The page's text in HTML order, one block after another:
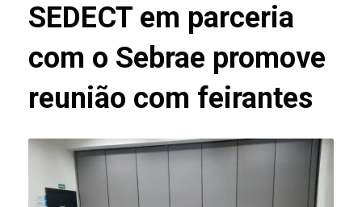
SEDECT em parceria
com o Sebrae promove
reunião com feirantes